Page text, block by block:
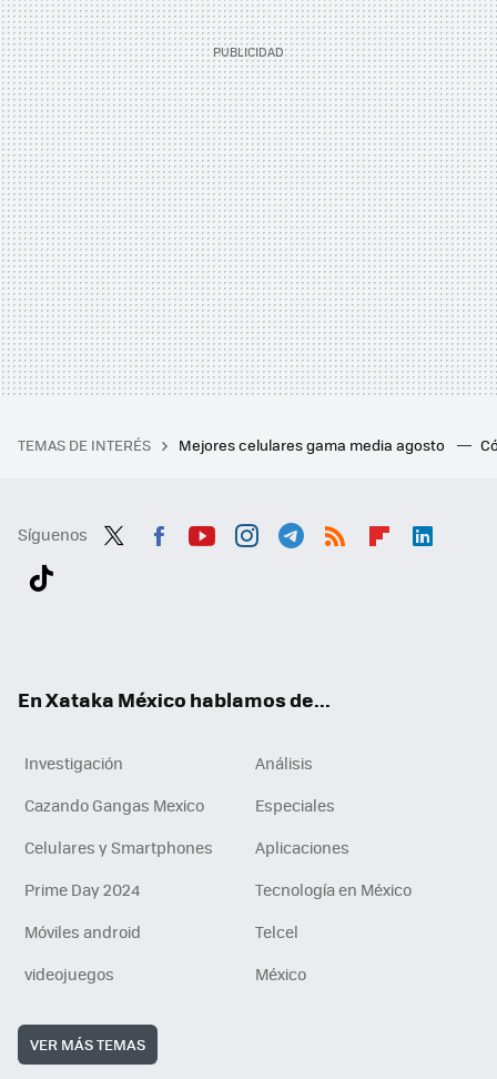
TEMAS DE INTERÉS Mejores celulares gama media agosto
Síguenos
En Xataka México hablamos de...
Investigación
Análisis
Cazando Gangas Mexico
Especiales
Celulares y Smartphones
Aplicaciones
Prime Day 2024
Tecnología en México
Móviles android
Telcel
videojuegos
México
VER MÁS TEMAS